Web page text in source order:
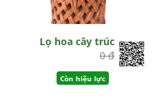
Lọ hoa cây trúc
0 đ
Còn hiệu lực